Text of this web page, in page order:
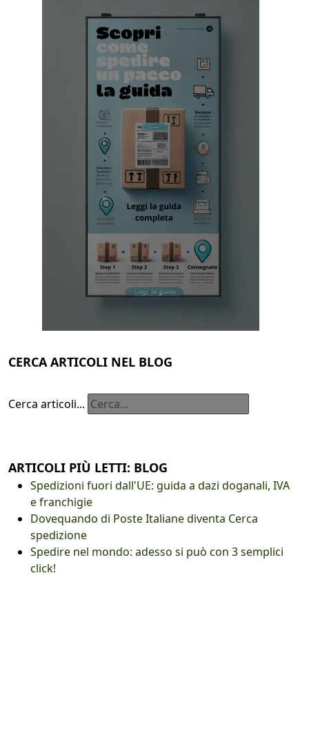
CERCA ARTICOLI NEL BLOG
Cerca articoli...
ARTICOLI PIÙ LETTI: BLOG
Spedizioni fuori dall'UE: guida a dazi doganali, IVA
e franchigie
Dovequando di Poste Italiane diventa Cerca
spedizione
Spedire nel mondo: adesso si può con 3 semplici
click!